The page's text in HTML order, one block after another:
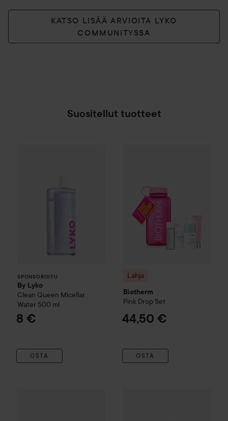
KATSO LISÄÄ ARVIOITA LYKO
COMMUNITYSSA
Suositellut tuotteet
SPONSOROITU
By Lyko
Clean Queen Micellar
Water 500 ml
8 €
OSTA
Lahja
Biotherm
Pink Drop Set
44,50 €
OSTA